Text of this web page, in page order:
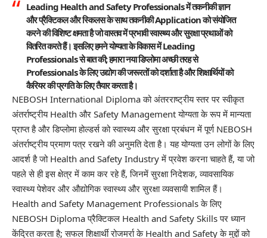
Leading Health and Safety Professionals में तकनीकी ज्ञान
और प्रैक्टिकल और स्किलस के साथ तकनीकी Application को संयोजित
करने की विशिष्ट क्षमता है जो वास्तव में प्रभावी स्वास्थ्य और सुरक्षा प्रथाओं को
वितरित करते हैं। इसलिए हमने योग्यता के विकास में Leading
Professionals से बात की; हमारा नया डिप्लोमा अच्छी तरह से
Professionals के लिए उद्योग की जरूरतों को दर्शाता है और शिक्षार्थियों को
कैरियर की प्रगति के लिए तैयार करता है।
NEBOSH International Diploma को अंतरराष्ट्रीय स्तर पर स्वीकृत
अंतर्राष्ट्रीय Health और Safety Management योग्यता के रूप में मान्यता
प्राप्त है और डिप्लोमा होल्डर्स को स्वास्थ्य और सुरक्षा प्रबंधन में पूर्ण NEBOSH
अंतर्राष्ट्रीय प्रमाण पत्र रखने की अनुमति देता है। यह योग्यता उन लोगों के लिए
आदर्श है जो Health and Safety Industry में प्रवेश करना चाहते हैं, या जो
पहले से ही इस क्षेत्र में काम कर रहे हैं, जिनमें सुरक्षा निदेशक, व्यावसायिक
स्वास्थ्य पेशेवर और औद्योगिक स्वास्थ्य और सुरक्षा व्यवसायी शामिल हैं।
Health and Safety Management Professionals के लिए
NEBOSH Diploma प्रैक्टिकल Health and Safety Skills पर ध्यान
केंद्रित करता है; सफल शिक्षार्थी रोजमर्रा के Health and Safety के मुद्दों को